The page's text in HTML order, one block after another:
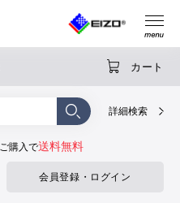
カート
詳細検索
購入で送料無料
会員登録・ログイン